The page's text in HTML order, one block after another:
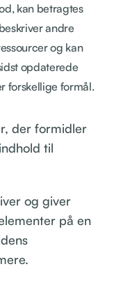
kan betragtes
andre
og kan
opdaterede
forskellige formål.
der formidler
til
og giver
på en